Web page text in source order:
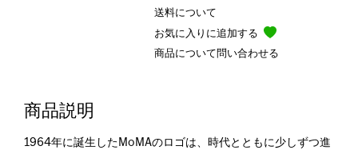
送料について
お気に入りに追加する
商品について問い合わせる
商品説明
1964年に誕生したMoMAのロゴは、時代とともに少しずつ進